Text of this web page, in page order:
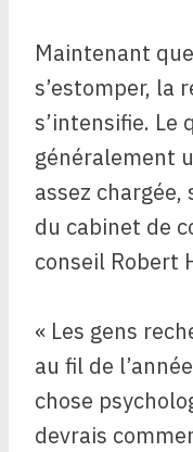
Maintenant
s’estomper, la
s’intensifie.
généralement
assez
du cabinet de
conseil Robert
« Les gens
au fil de
chose
devrais